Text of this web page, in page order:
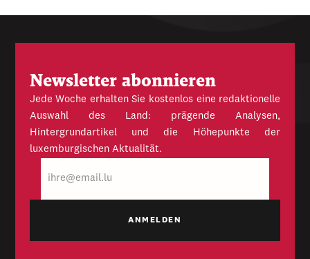
Newsletter abonnieren
Jede Woche erhalten Sie kostenlos eine redaktionelle
Auswahl des Land: prägende Analysen,
Hintergrundartikel und die Höhepunkte der
luxemburgischen Aktualität.
Mail